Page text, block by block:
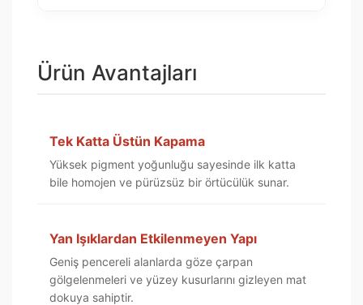
Ürün Avantajları
Tek Katta Üstün Kapama
Yüksek pigment yoğunluğu sayesinde ilk katta
bile homojen ve pürüzsüz bir örtücülük sunar.
Yan Işıklardan Etkilenmeyen Yapı
Geniş pencereli alanlarda göze çarpan
gölgelenmeleri ve yüzey kusurlarını gizleyen mat
dokuya sahiptir.